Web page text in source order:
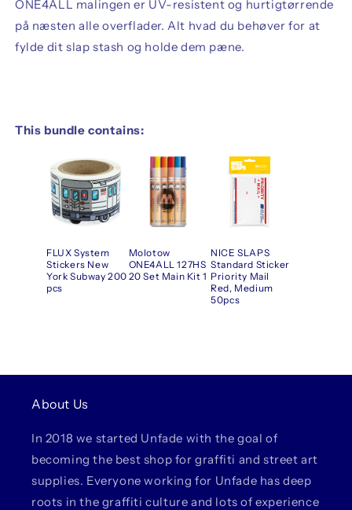
ONE4ALL malingen er UV-resistent og hurtigtørrende
på næsten alle overflader. Alt hvad du behøver for at
fylde dit slap stash og holde dem pæne.
This bundle contains:
FLUX System
Stickers New
York Subway 200
pcs
Molotow
ONE4ALL 127HS
20 Set Main Kit 1
NICE SLAPS
Standard Sticker
Priority Mail
Red, Medium
50pcs
About Us
In 2018 we started Unfade with the goal of
becoming the best shop for graffiti and street art
supplies. Everyone working for Unfade has deep
roots in the graffiti culture and lots of experience